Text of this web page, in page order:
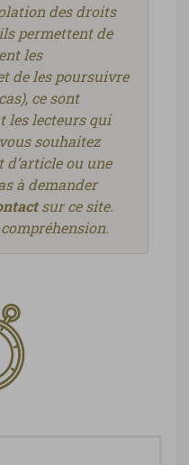
des droits
permettent de
les
de les poursuivre
ce sont
les lecteurs qui
souhaitez
ou une
à demander
sur ce site.